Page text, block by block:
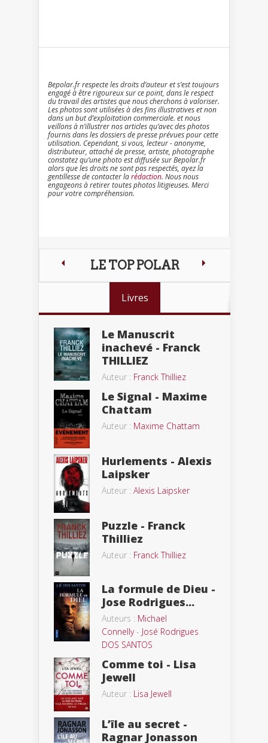
Bepolar.fr respecte les droits d’auteur et s’est toujours
engagé à être rigoureux sur ce point, dans le respect
du travail des artistes que nous cherchons à valoriser.
Les photos sont utilisées à des fins illustratives et non
dans un but d’exploitation commerciale. et nous
veillons à n’illustrer nos articles qu’avec des photos
fournis dans les dossiers de presse prévues pour cette
utilisation. Cependant, si vous, lecteur - anonyme,
distributeur, attaché de presse, artiste, photographe
constatez qu’une photo est diffusée sur Bepolar.fr
alors que les droits ne sont pas respectés, ayez la
gentillesse de contacter larédaction. Nous nous
engageons à retirer toutes photos litigieuses. Merci
pour votre compréhension.
LE TOP POLAR
Livres
Le Manuscrit
inachevé - Franck
THILLIEZ
Auteur : Franck Thilliez
Le Signal - Maxime
Chattam
Auteur : Maxime Chattam
Hurlements - Alexis
Laipsker
Auteur : Alexis Laipsker
Puzzle - Franck
Thilliez
Auteur : Franck Thilliez
La formule de Dieu -
Jose Rodrigues...
Auteurs : Michael
Connelly- José Rodrigues
DOS SANTOS
Comme toi - Lisa
Jewell
Auteur : Lisa Jewell
L’île au secret -
Ragnar Jonasson